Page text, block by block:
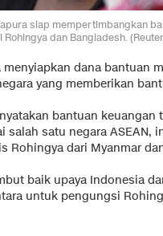
siap mempertimbangkan
dan Bangladesh.
dana bantuan
yang memberikan
bantuan
salah satu negara ASEAN,
Rohingya dari Myanmar
baik upaya Indonesia
untuk pengungsi